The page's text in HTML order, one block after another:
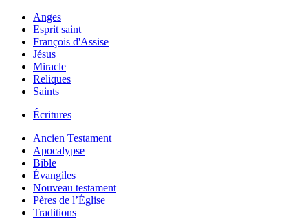
Anges
Esprit saint
François d'Assise
Jésus
Miracle
Reliques
Saints
Écritures
Ancien Testament
Apocalypse
Bible
Évangiles
Nouveau testament
Pères de l’Église
Traditions